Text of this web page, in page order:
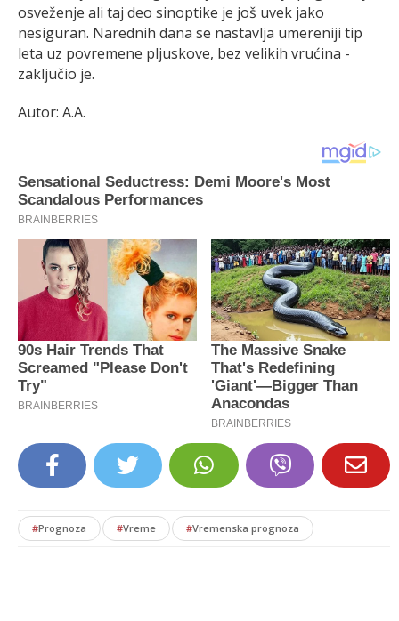
osveženje ali taj deo sinoptike je još uvek jako
nesiguran. Narednih dana se nastavlja umereniji tip
leta uz povremene pljuskove, bez velikih vrućina -
zaključio je.
Autor: A.A.
#Prognoza #Vreme #Vremenska prognoza